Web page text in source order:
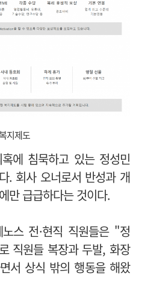
지제도
에 침묵하고 있는 정성민
. 회사 오너로서 반성과 개
만 급급하다는 것이다.
스 전·현직 직원들은 "정
직원들 복장과 두발, 화장
서 상식 밖의 행동을 해왔